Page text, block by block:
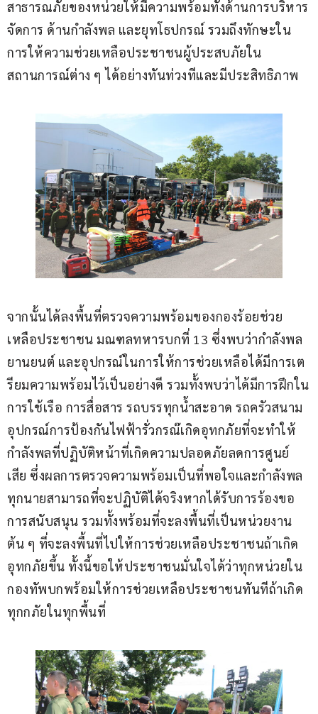
สาธารณภัยของหน่วยให้มีความพร้อมทั้งด้านการบริหาร
จัดการ ด้านกำลังพล และยุทโธปกรณ์ รวมถึงทักษะใน
การให้ความช่วยเหลือประชาชนผู้ประสบภัยใน
สถานการณ์ต่าง ๆ ได้อย่างทันท่วงทีและมีประสิทธิภาพ
จากนั้นได้ลงพื้นที่ตรวจความพร้อมของกองร้อยช่วย
เหลือประชาชน มณฑลทหารบกที่ 13 ซึ่งพบว่ากำลังพล
ยานยนต์ และอุปกรณ์ในการให้การช่วยเหลือได้มีการเต
รียมความพร้อมไว้เป็นอย่างดี รวมทั้งพบว่าได้มีการฝึกใน
การใช้เรือ การสื่อสาร รถบรรทุกน้ำสะอาด รถครัวสนาม
อุปกรณ์การป้องกันไฟฟ้ารั่วกรณ๊เกิดอุทกภัยที่จะทำให้
กำลังพลที่ปฏิบัติหน้าที่เกิดความปลอดภัยลดการศูนย์
เสีย ซึ่งผลการตรวจความพร้อมเป็นที่พอใจและกำลังพล
ทุกนายสามารถที่จะปฏิบัติได้จริงหากได้รับการร้องขอ
การสนับสนุน รวมทั้งพร้อมที่จะลงพื้นที่เป็นหน่วยงาน
ต้น ๆ ที่จะลงพื้นที่ไปให้การช่วยเหลือประชาชนถ้าเกิด
อุทกภัยขึ้น ทั้งนี้ขอให้ประชาชนมั่นใจได้ว่าทุกหน่วยใน
กองทัพบกพร้อมให้การช่วยเหลือประชาชนทันทีถ้าเกิด
ทุกกภัยในทุกพื้นที่